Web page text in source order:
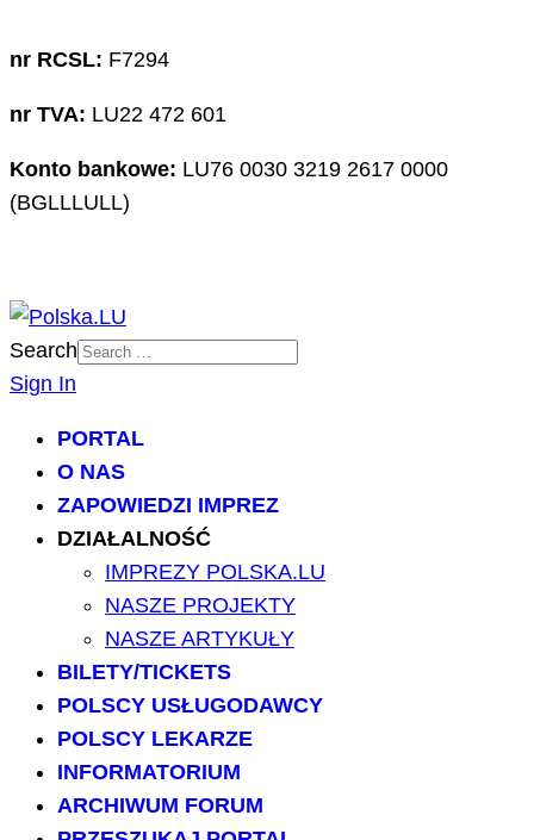
nr RCSL: F7294
nr TVA: LU22 472 601
Konto bankowe: LU76 0030 3219 2617 0000
(BGLLLULL)
Search
Sign In
PORTAL
O NAS
ZAPOWIEDZI IMPREZ
DZIAŁALNOŚĆ
IMPREZY POLSKA.LU
NASZE PROJEKTY
NASZE ARTYKUŁY
BILETY/TICKETS
POLSCY USŁUGODAWCY
POLSCY LEKARZE
INFORMATORIUM
ARCHIWUM FORUM